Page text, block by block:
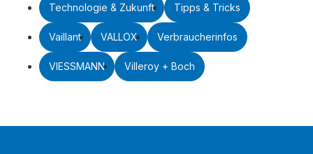
Technologie & Zukunft Tipps & Tricks
Vaillant VALLOX Verbraucherinfos
VIESSMANN Villeroy + Boch